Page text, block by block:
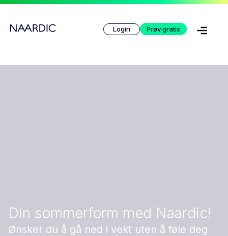
Login Prøv gratis
Din sommerform med Naardic!
Ønsker du å gå ned i vekt uten å føle deg